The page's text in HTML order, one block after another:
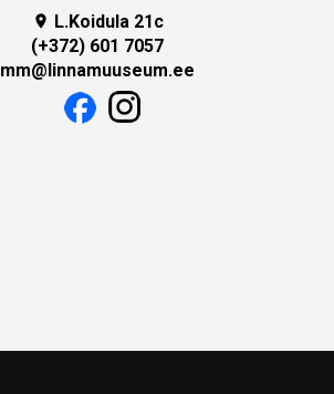
 L.Koidula 21c
(+372) 601 7057
mm@linnamuuseum.ee